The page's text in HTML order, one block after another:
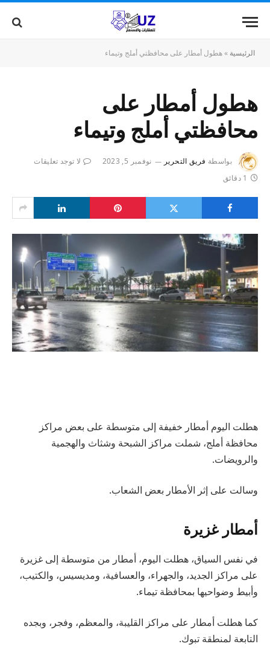
الرئيسية »هطول أمطار على محافظتي أملج وتيماء
هطول أمطار على
محافظتي أملج وتيماء
بواسطة فريق التحرير نوفمبر 5, 2023
لا توجد تعليقات
1 دقائق
هطلت اليوم أمطار خفيفة إلى متوسطة على بعض مراكز
محافظة أملج، شملت مراكز الشبحة وشثاث والهجمية
والرويضات.
وسالت على إثر الأمطار بعض الشعاب.
أمطار غزيرة
في نفس السياق، هطلت اليوم، أمطار من متوسطة إلى غزيرة
على مراكز الجديد، والجهراء، والعسافية، ومديسيس، والكتيب،
وأبيط وضواحيها بمحافظة تيماء.
كما هطلت أمطار على مراكز القليبة، والمعظم، وفجر، وبجده
التابعة لمنطقة تبوك.